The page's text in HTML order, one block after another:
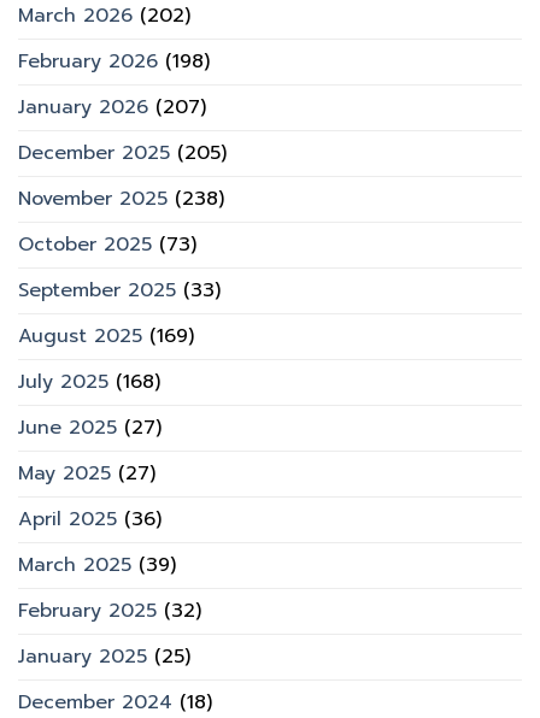
March 2026 (202)
February 2026 (198)
January 2026 (207)
December 2025 (205)
November 2025 (238)
October 2025 (73)
September 2025 (33)
August 2025 (169)
July 2025 (168)
June 2025 (27)
May 2025 (27)
April 2025 (36)
March 2025 (39)
February 2025 (32)
January 2025 (25)
December 2024 (18)